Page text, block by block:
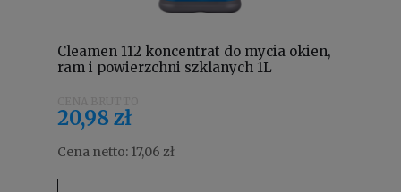
Cleamen 112 koncentrat do mycia okien,
ram i powierzchni szklanych 1L
20,98 zł
Cena netto: 17,06 zł